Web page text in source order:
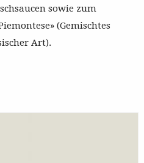
sowie zum
(Gemischtes
Art).